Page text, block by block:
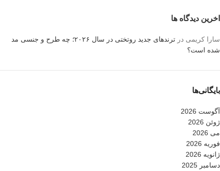
اخرین دیدگاه ها
سارا کریمی در
ترندهای جدید روتختی در سال ۲۰۲۶؛ چه طرح و جنسی مد
شده است؟
بایگانی‌ها
آگوست 2026
ژوئن 2026
می 2026
فوریه 2026
ژانویه 2026
دسامبر 2025